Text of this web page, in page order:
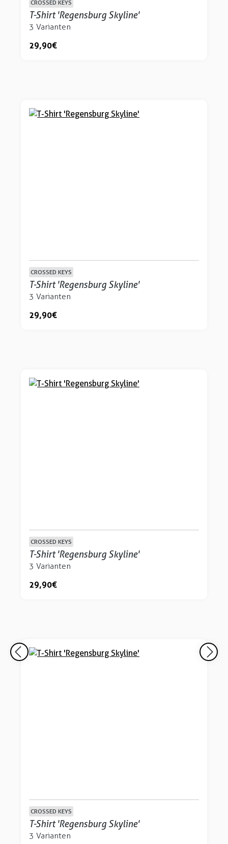
CROSSED KEYS
T-Shirt 'Regensburg Skyline'
3 Varianten
29,90 €
CROSSED KEYS
T-Shirt 'Regensburg Skyline'
3 Varianten
29,90 €
CROSSED KEYS
T-Shirt 'Regensburg Skyline'
3 Varianten
29,90 €
CROSSED KEYS
T-Shirt 'Regensburg Skyline'
3 Varianten